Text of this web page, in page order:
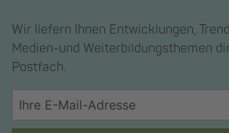
Wir liefern Ihnen Entwicklungen,
Medien-und Weiterbildungsthemen
Postfach.